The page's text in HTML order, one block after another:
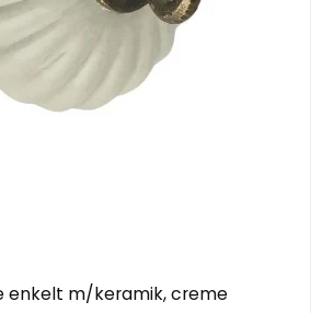
enkelt m/keramik, creme